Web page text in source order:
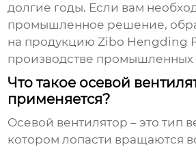
долгие годы. Если вам
промышленное решение,
на продукцию Zibo Hengding
производстве промышленных
Что такое осевой
применяется?
Осевой вентилятор – это тип
котором лопасти вращаются